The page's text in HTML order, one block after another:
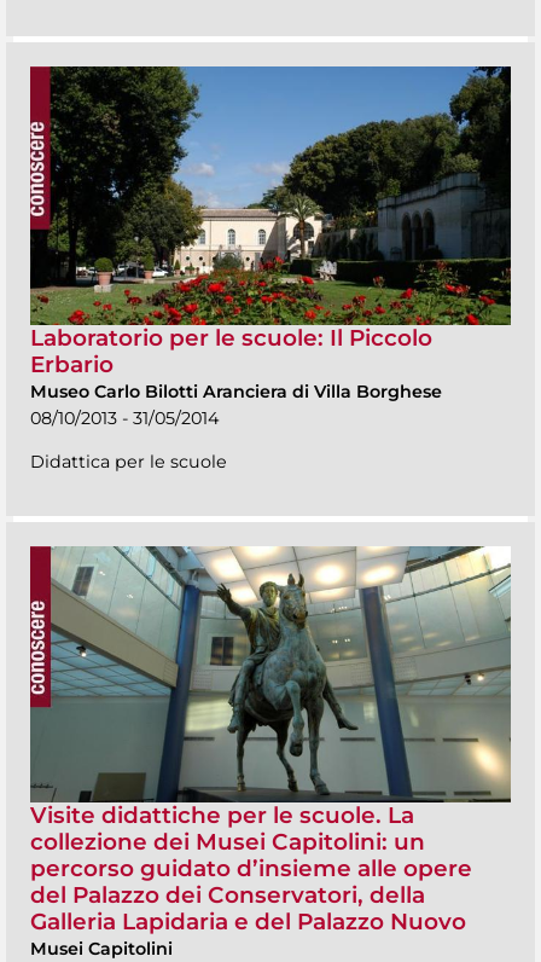
Laboratorio per le scuole: Il Piccolo
Erbario
Museo Carlo Bilotti Aranciera di Villa Borghese
08/10/2013 - 31/05/2014
Didattica per le scuole
Visite didattiche per le scuole. La
collezione dei Musei Capitolini: un
percorso guidato d’insieme alle opere
del Palazzo dei Conservatori, della
Galleria Lapidaria e del Palazzo Nuovo
Musei Capitolini